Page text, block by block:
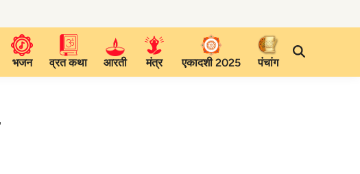
भजन व्रत कथा आरती मंत्र एकादशी 2025 पंचांग